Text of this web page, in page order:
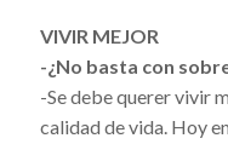
VIVIR MEJOR
-¿No basta con
-Se debe querer vivir
calidad de vida. Hoy